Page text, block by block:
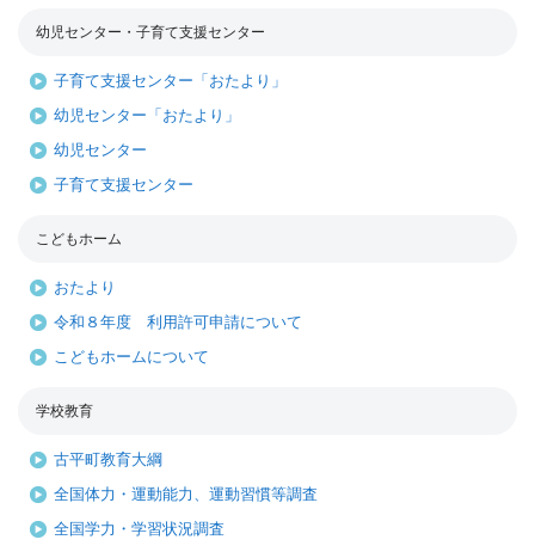
幼児センター・子育て支援センター
子育て支援センター「おたより」
幼児センター「おたより」
幼児センター
子育て支援センター
こどもホーム
おたより
令和８年度 利用許可申請について
こどもホームについて
学校教育
古平町教育大綱
全国体力・運動能力、運動習慣等調査
全国学力・学習状況調査